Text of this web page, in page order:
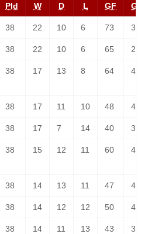
Pld W D L GF GA
38 22 10 6 73 36
38 22 10 6 65 28
38 17 13 8 64 43
38 17 11 10 48 45
38 17 7 14 40 38
38 15 12 11 60 46
38 14 13 11 47 42
38 14 12 12 50 45
38 14 11 13 43 37